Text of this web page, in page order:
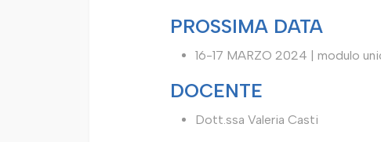
PROSSIMA DATA
16-17 MARZO 2024 | modulo
DOCENTE
Dott.ssa Valeria Casti